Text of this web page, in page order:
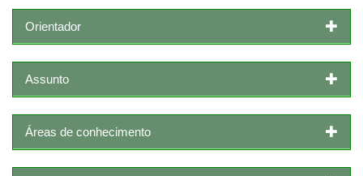
Orientador
Assunto
Áreas de conhecimento